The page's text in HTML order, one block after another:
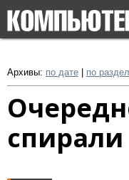
Архивы: по дате по
спирали